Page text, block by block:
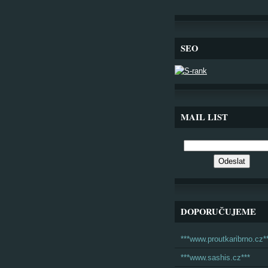
SEO
MAIL LIST
DOPORUČUJEME
***www.sashis.cz***